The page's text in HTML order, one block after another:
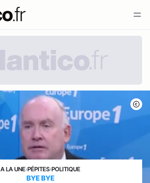
A LA UNE›PÉPITES›POLITIQUE
BYE BYE